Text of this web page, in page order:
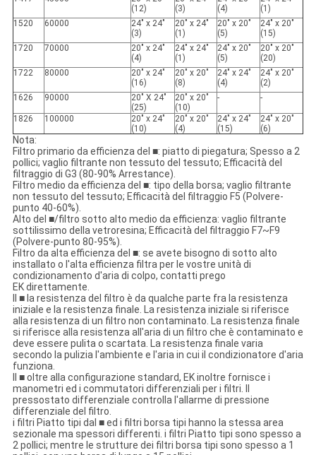
(12)
(3)
(4)
(1)
1520
60000
24" x 24"
(3)
20" x 24"
(1)
20" x 20"
(5)
24" x 20"
(15)
1720
70000
20" x 24"
(4)
24" x 24"
(1)
24" x 20"
(5)
20" x 20"
(20)
1722
80000
20" x 24"
(16)
20" x 20"
(8)
24" x 24"
(4)
24" x 20"
(2)
1626
90000
20" X 24"
(25)
20" x 20"
(10)
- -
1826 100000
20" x 24"
(10)
20" x 20"
(4)
24" x 24"
(15)
24" x 20"
(6)
Nota:
Filtro primario da efficienza del ■: piatto di piegatura; Spesso a 2
pollici; vaglio filtrante non tessuto del tessuto; Efficacità del
filtraggio di G3 (80-90% Arrestance).
Filtro medio da efficienza del ■: tipo della borsa; vaglio filtrante
non tessuto del tessuto; Efficacità del filtraggio F5 (Polvere-
punto 40-60%).
Alto del ■/filtro sotto alto medio da efficienza: vaglio filtrante
sottilissimo della vetroresina; Efficacità del filtraggio F7~F9
(Polvere-punto 80-95%).
Filtro da alta efficienza del ■: se avete bisogno di sotto alto
installato o l'alta efficienza filtra per le vostre unità di
condizionamento d'aria di colpo, contatti prego
EK direttamente.
Il ■ la resistenza del filtro è da qualche parte fra la resistenza
iniziale e la resistenza finale. La resistenza iniziale si riferisce
alla resistenza di un filtro non contaminato. La resistenza finale
si riferisce alla resistenza all'aria di un filtro che è contaminato e
deve essere pulita o scartata. La resistenza finale varia
secondo la pulizia l'ambiente e l'aria in cui il condizionatore d'aria
funziona.
Il ■ oltre alla configurazione standard, EK inoltre fornisce i
manometri ed i commutatori differenziali per i filtri. Il
pressostato differenziale controlla l'allarme di pressione
differenziale del filtro.
i filtri Piatto tipi dal ■ ed i filtri borsa tipi hanno la stessa area
sezionale ma spessori differenti. i filtri Piatto tipi sono spesso a
2 pollici; mentre le strutture dei filtri borsa tipi sono spesso a 1